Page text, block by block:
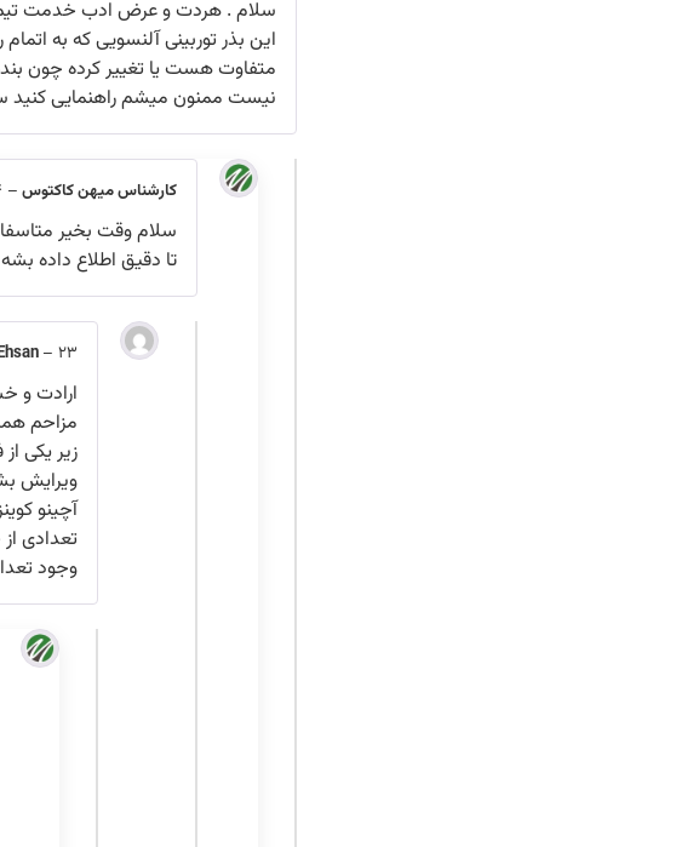
سلام . هردت و عرض ادب خدمت
این بذر توربینی آلنسویی که به
متفاوت هست یا تغییر کرده چون
نیست ممنون میشم راهنمایی
کارشناس میهن کاکتوس–
4
سلام وقت بخیر
تا دقیق اطلاع داده بشه
– 23 ژانویه, 2022
ارادت و
مزاحم
زیر یکی
ویرایش
آچینو
تعدادی
وجود